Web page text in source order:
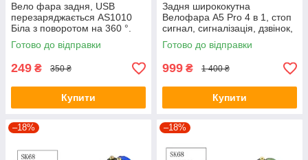
Вело фара задня, USB
перезаряджається AS1010
Біла з поворотом на 360 °.
Мигалка з акумулятором
Готово до відправки
249 ₴ 350 ₴
Купити
Задня ширококутна
Велофара A5 Pro 4 в 1, стоп
сигнал, сигналізація, дзвінок,
пульт
Готово до відправки
999 ₴ 1 400 ₴
Купити
–18% –18%